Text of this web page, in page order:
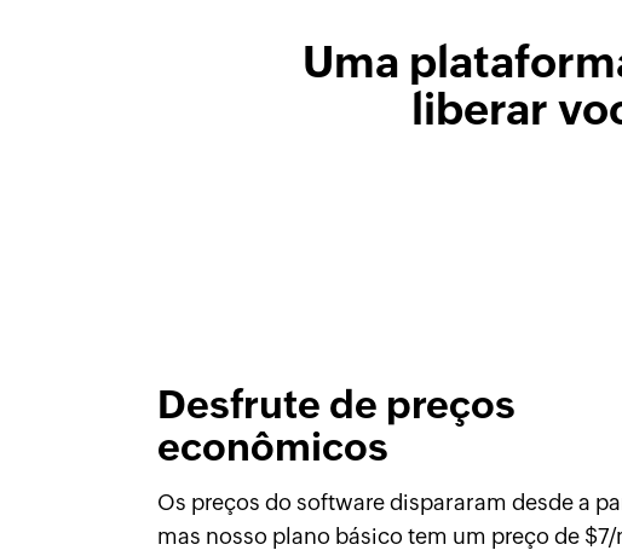
Uma
liberar
Desfrute de preços
econômicos
Os preços do software dispararam desde a
mas nosso plano básico tem um preço de